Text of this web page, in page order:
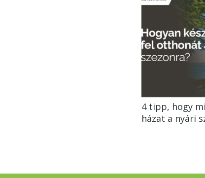
4 tipp, hogy
házat a nyári